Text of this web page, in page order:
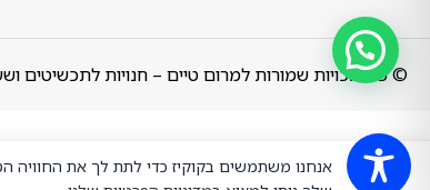
© כל הזכויות שמורות למרום טיים – חנויות לתכשיטים
אנחנו משתמשים בקוקיז כדי לתת לך את החוויה